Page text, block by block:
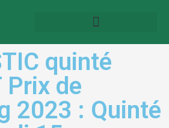
quinté
Prix de
2023 : Quinté